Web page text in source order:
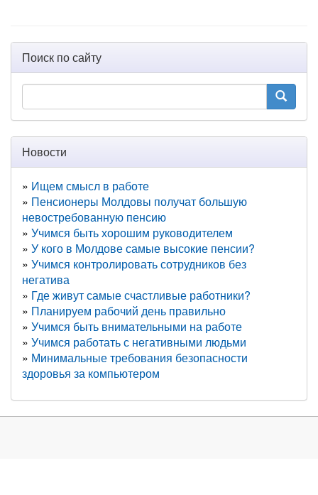
Поиск по сайту
Новости
Ищем смысл в работе
Пенсионеры Молдовы получат большую
невостребованную пенсию
Учимся быть хорошим руководителем
У кого в Молдове самые высокие пенсии?
Учимся контролировать сотрудников без
негатива
Где живут самые счастливые работники?
Планируем рабочий день правильно
Учимся быть внимательными на работе
Учимся работать с негативными людьми
Минимальные требования безопасности
здоровья за компьютером